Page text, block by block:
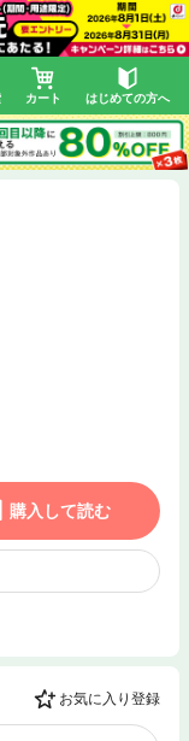
カート はじめての方へ
購入して読む
お気に入り登録